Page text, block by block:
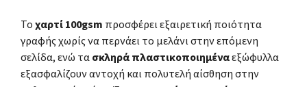
Τοχαρτί 100gsm προσφέρει εξαιρετική ποιότητα
γραφής χωρίς να περνάει το μελάνι στην επόμενη
σελίδα, ενώ τασκληρά πλαστικοποιημέναεξώφυλλα
εξασφαλίζουν αντοχή και πολυτελή αίσθηση στην